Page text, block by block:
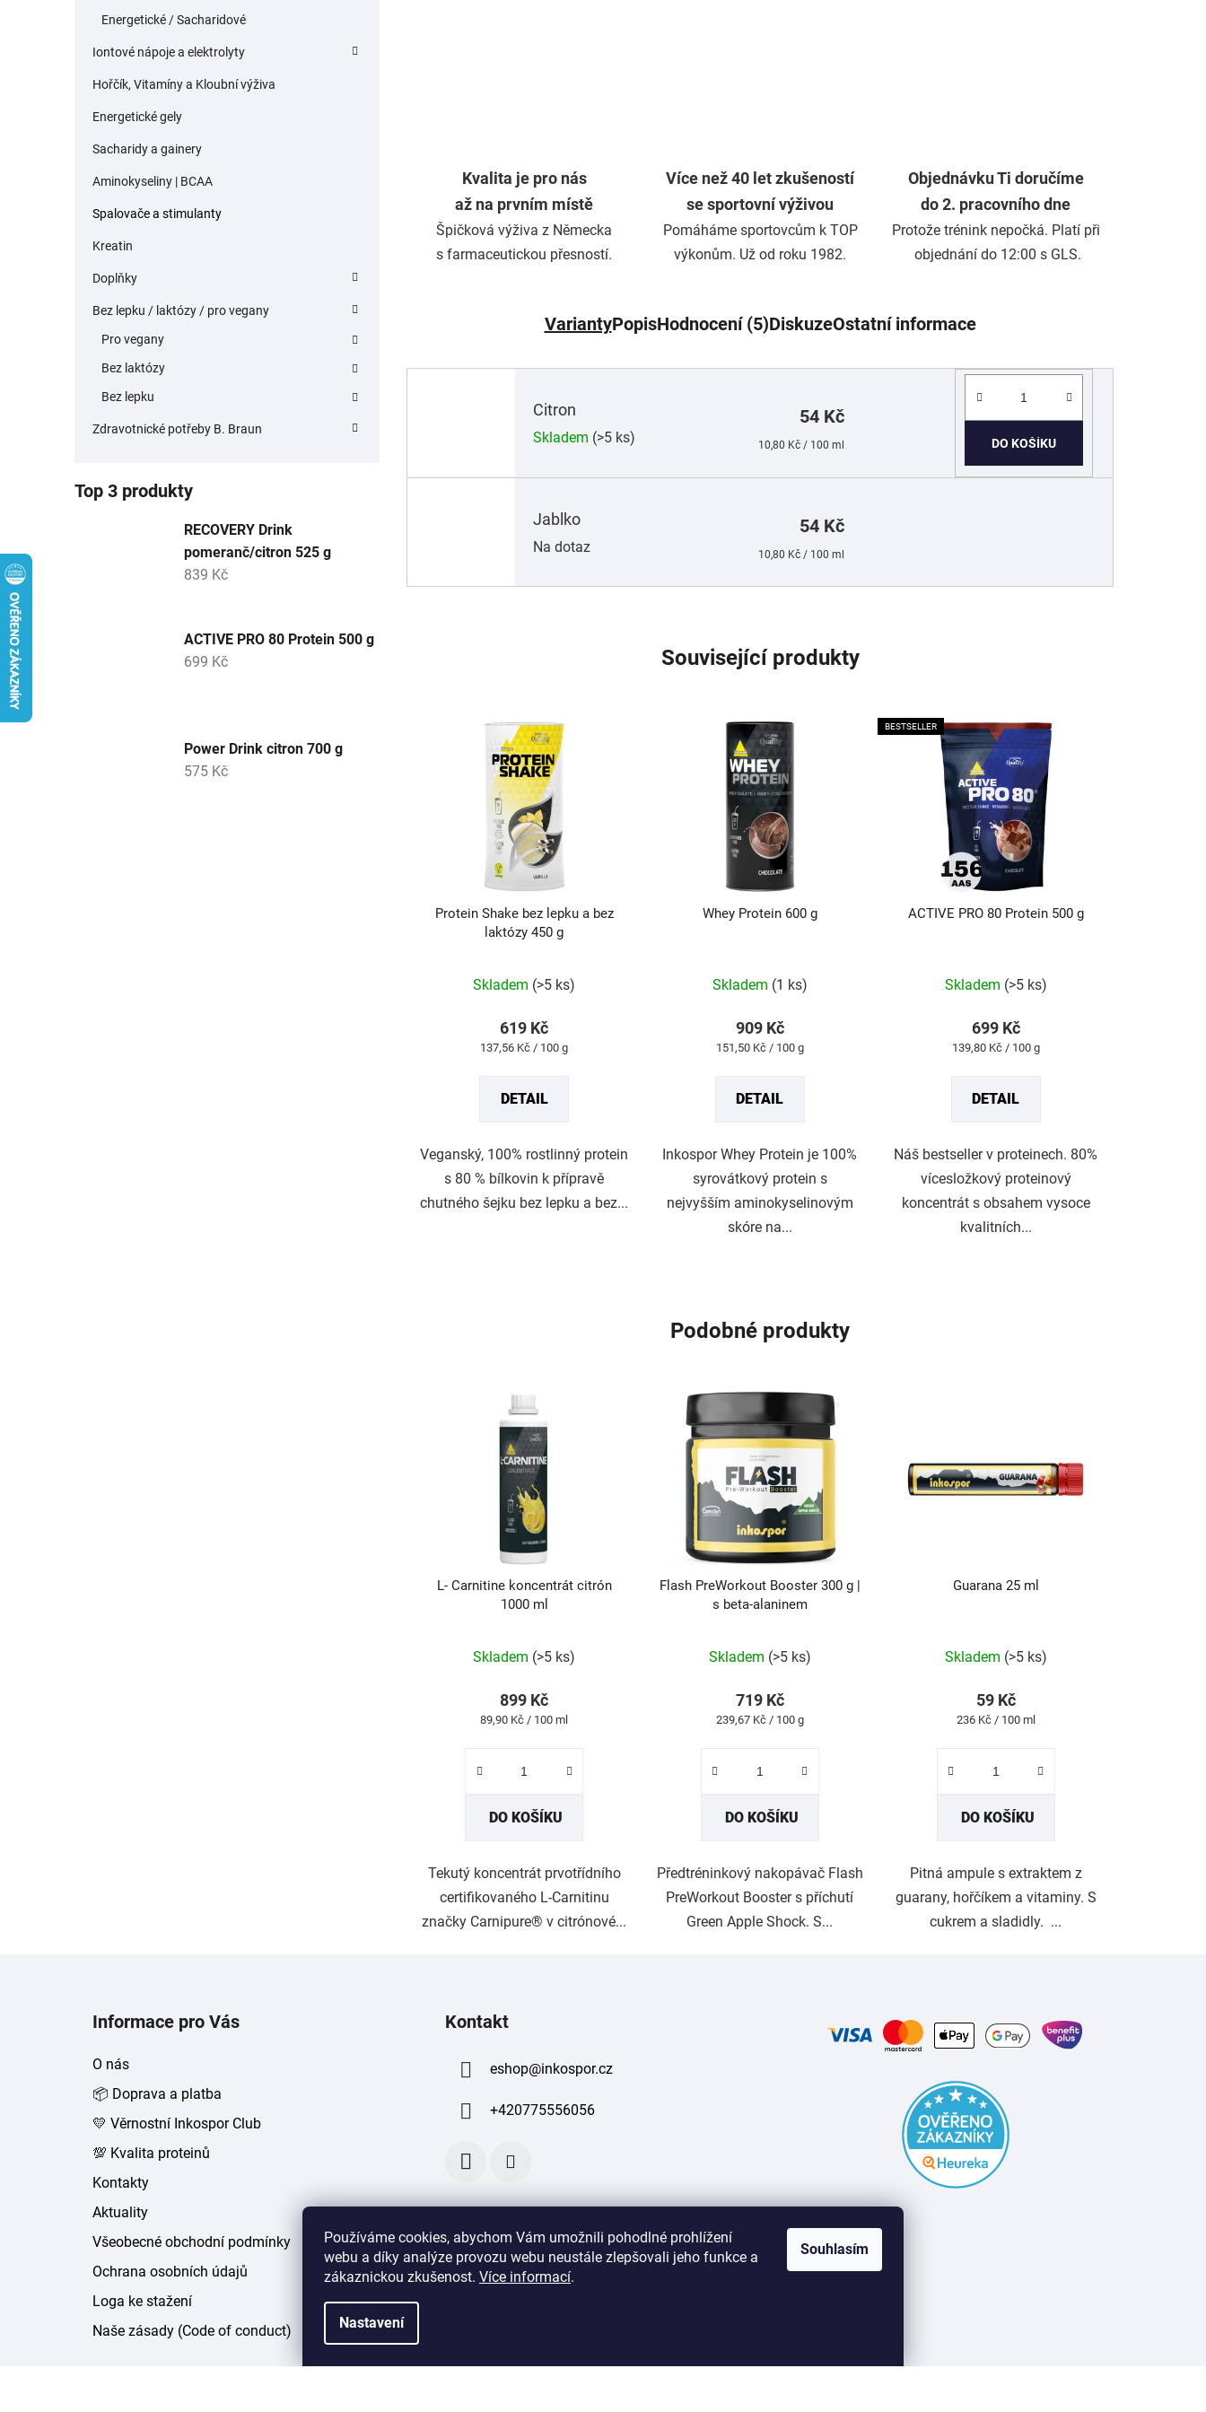
Používáme cookies, abychom Vám umožnili pohodlné prohlížení
webu a díky analýze provozu webu neustále zlepšovali jeho funkce a
zákaznickou zkušenost. Více informací.
Nastavení
Souhlasím
Energetické / Sacharidové
Iontové nápoje a elektrolyty
Hořčík, Vitamíny a Kloubní výživa
Energetické gely
Sacharidy a gainery
Aminokyseliny | BCAA
Spalovače a stimulanty
Kreatin
Doplňky
Bez lepku / laktózy / pro vegany
Pro vegany
Bez laktózy
Bez lepku
Zdravotnické potřeby B. Braun
Top 3 produkty
RECOVERY Drink
pomeranč/citron 525 g
839 Kč
ACTIVE PRO 80 Protein 500 g
699 Kč
Power Drink citron 700 g
575 Kč
Kvalita je pro nás
až na prvním místě
Špičková výživa z Německa
s farmaceutickou přesností.
Více než 40 let zkušeností
se sportovní výživou
Pomáháme sportovcům k TOP
výkonům. Už od roku 1982.
Objednávku Ti doručíme
do 2. pracovního dne
Protože trénink nepočká. Platí při
objednání do 12:00 s GLS.
VariantyPopisHodnocení (5)DiskuzeOstatní informace
Citron
Skladem (>5 ks)
54 Kč
Měrná
10,80 Kč / 100 ml DO KOŠÍKU
Jablko
Na dotaz
54 Kč
Měrná
10,80 Kč / 100 ml
Související produkty
Protein Shake bez lepku a bez
laktózy 450 g
produktu
hvězdiček.
Skladem (>5 ks)
619 Kč
Měrná
137,56 Kč / 100 g
DETAIL
Veganský, 100% rostlinný protein
s 80 % bílkovin k přípravě
chutného šejku bez lepku a bez...
Whey Protein 600 g
produktu
hvězdiček.
Skladem (1 ks)
909 Kč
Měrná
151,50 Kč / 100 g
DETAIL
Inkospor Whey Protein je 100%
syrovátkový protein s
nejvyšším aminokyselinovým
skóre na...
BESTSELLER
ACTIVE PRO 80 Protein 500 g
produktu
hvězdiček.
Skladem (>5 ks)
699 Kč
Měrná
139,80 Kč / 100 g
DETAIL
Náš bestseller v proteinech. 80%
vícesložkový proteinový
koncentrát s obsahem vysoce
kvalitních...
Podobné produkty
L- Carnitine koncentrát citrón
1000 ml
produktu
hvězdiček.
Skladem (>5 ks)
899 Kč
Měrná
89,90 Kč / 100 ml
DO KOŠÍKU
Tekutý koncentrát prvotřídního
certifikovaného L-Carnitinu
značky Carnipure® v citrónové...
Flash PreWorkout Booster 300 g |
s beta-alaninem
produktu
hvězdiček.
Skladem (>5 ks)
719 Kč
Měrná
239,67 Kč / 100 g
DO KOŠÍKU
Předtréninkový nakopávač Flash
PreWorkout Booster s příchutí
Green Apple Shock. S...
Guarana 25 ml
produktu
hvězdiček.
Skladem (>5 ks)
59 Kč
Měrná
236 Kč / 100 ml
DO KOŠÍKU
Pitná ampule s extraktem z
guarany, hořčíkem a vitaminy. S
cukrem a sladidly. ...
Informace pro Vás
O nás
📦 Doprava a platba
💛 Věrnostní Inkospor Club
💯 Kvalita proteinů
Kontakty
Aktuality
Všeobecné obchodní podmínky
Ochrana osobních údajů
Loga ke stažení
Naše zásady (Code of conduct)
Kontakt
eshop@inkospor.cz
+420775556056